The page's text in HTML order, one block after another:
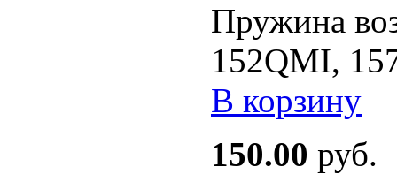
Пружина
152QMI,
В корзину
150.00 руб.